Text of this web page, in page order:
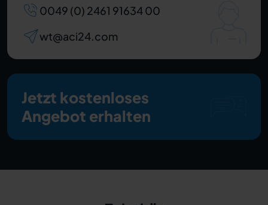
0049 (0) 2461 91634 00
wt@aci24.com
Jetzt kostenloses
Angebot erhalten